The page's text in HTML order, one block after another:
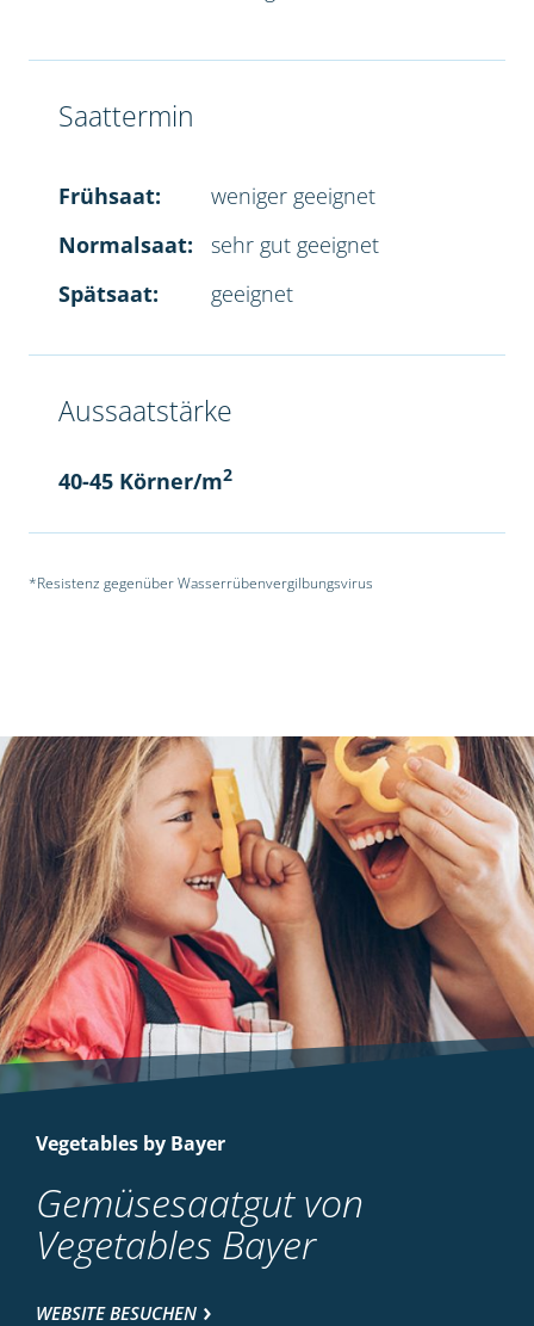
Saattermin
Frühsaat:
weniger geeignet
Normalsaat:
sehr gut geeignet
Spätsaat:
geeignet
Aussaatstärke
40-45 Körner/m2
*Resistenz gegenüber Wasserrübenvergilbungsvirus
Vegetables by Bayer
Gemüsesaatgut von
Vegetables Bayer
WEBSITE BESUCHEN